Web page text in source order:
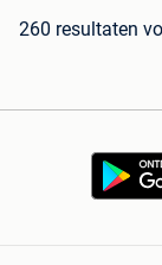
260 resultaten